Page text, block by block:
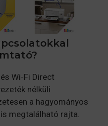
Wi-Fi Direct
nélküli
a hagyományos
megtalálható rajta.